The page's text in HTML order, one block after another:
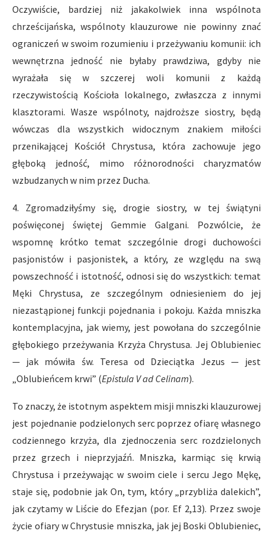
Oczywiście, bardziej niż jakakolwiek inna wspólnota
chrześcijańska, wspólnoty klauzurowe nie powinny znać
ograniczeń w swoim rozumieniu i przeżywaniu komunii: ich
wewnętrzna jedność nie byłaby prawdziwa, gdyby nie
wyrażała się w szczerej woli komunii z każdą
rzeczywistością Kościoła lokalnego, zwłaszcza z innymi
klasztorami. Wasze wspólnoty, najdroższe siostry, będą
wówczas dla wszystkich widocznym znakiem miłości
przenikającej Kościół Chrystusa, która zachowuje jego
głęboką jedność, mimo różnorodności charyzmatów
wzbudzanych w nim przez Ducha.
4. Zgromadziłyśmy się, drogie siostry, w tej świątyni
poświęconej świętej Gemmie Galgani. Pozwólcie, że
wspomnę krótko temat szczególnie drogi duchowości
pasjonistów i pasjonistek, a który, ze względu na swą
powszechność i istotność, odnosi się do wszystkich: temat
Męki Chrystusa, ze szczególnym odniesieniem do jej
niezastąpionej funkcji pojednania i pokoju. Każda mniszka
kontemplacyjna, jak wiemy, jest powołana do szczególnie
głębokiego przeżywania Krzyża Chrystusa. Jej Oblubieniec
— jak mówiła św. Teresa od Dzieciątka Jezus — jest
„Oblubieńcem krwi” (Epistula V ad Celinam).
To znaczy, że istotnym aspektem misji mniszki klauzurowej
jest pojednanie podzielonych serc poprzez ofiarę własnego
codziennego krzyża, dla zjednoczenia serc rozdzielonych
przez grzech i nieprzyjaźń. Mniszka, karmiąc się krwią
Chrystusa i przeżywając w swoim ciele i sercu Jego Mękę,
staje się, podobnie jak On, tym, który „przybliża dalekich”,
jak czytamy w Liście do Efezjan (por. Ef 2,13). Przez swoje
życie ofiary w Chrystusie mniszka, jak jej Boski Oblubieniec,